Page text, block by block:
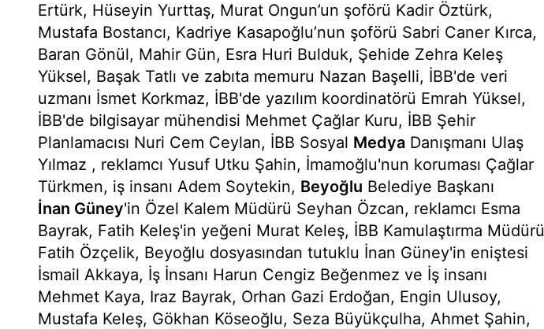
Ertürk, Hüseyin Yurttaş, Murat Ongun’un şoförü Kadir Öztürk,
Mustafa Bostancı, Kadriye Kasapoğlu’nun şoförü Sabri Caner Kırca,
Baran Gönül, Mahir Gün, Esra Huri Bulduk, Şehide Zehra Keleş
Yüksel, Başak Tatlı ve zabıta memuru Nazan Başelli, İBB'de veri
uzmanı İsmet Korkmaz, İBB'de yazılım koordinatörü Emrah Yüksel,
İBB'de bilgisayar mühendisi Mehmet Çağlar Kuru, İBB Şehir
Planlamacısı Nuri Cem Ceylan, İBB Sosyal Medya Danışmanı Ulaş
Yılmaz , reklamcı Yusuf Utku Şahin, İmamoğlu'nun koruması Çağlar
Türkmen, iş insanı Adem Soytekin, Beyoğlu Belediye Başkanı
İnan Güney'in Özel Kalem Müdürü Seyhan Özcan, reklamcı Esma
Bayrak, Fatih Keleş'in yeğeni Murat Keleş, İBB Kamulaştırma Müdürü
Fatih Özçelik, Beyoğlu dosyasından tutuklu İnan Güney'in eniştesi
İsmail Akkaya, İş İnsanı Harun Cengiz Beğenmez ve İş insanı
Mehmet Kaya, Iraz Bayrak, Orhan Gazi Erdoğan, Engin Ulusoy,
Mustafa Keleş, Gökhan Köseoğlu, Seza Büyükçulha, Ahmet Şahin,